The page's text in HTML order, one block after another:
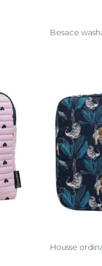
Besace
Housse